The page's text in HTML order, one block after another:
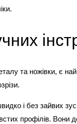
та ножівки, є
і без зайвих
профілів. Вони